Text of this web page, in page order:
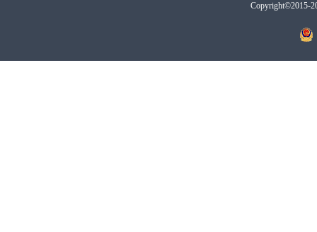
Copyright©2015-